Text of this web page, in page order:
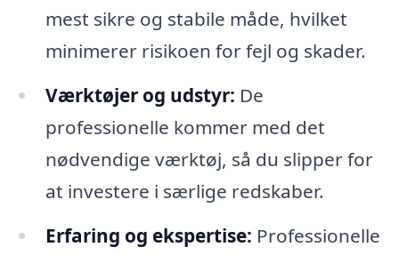
mest sikre og stabile måde, hvilket
minimerer risikoen for fejl og skader.
Værktøjer og udstyr: De
professionelle kommer med det
nødvendige værktøj, så du slipper for
at investere i særlige redskaber.
Erfaring og ekspertise: Professionelle